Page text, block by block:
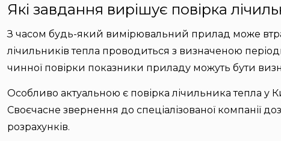
Які завдання вирішує повірка
З часом будь-який вимірювальний прилад може
лічильників тепла проводиться з визначеною
чинної повірки показники приладу можуть бути
Особливо актуальною є повірка лічильника тепла у
Своєчасне звернення до спеціалізованої компанії
розрахунків.